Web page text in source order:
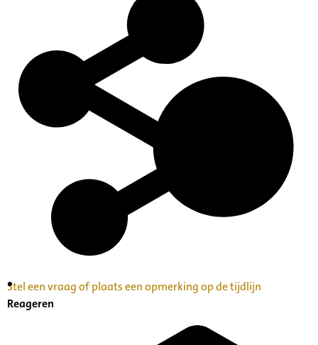
Inventaris Betekende partituren, geordend op
Stel een vraag of plaats een opmerking op de tijdlijn
Reageren